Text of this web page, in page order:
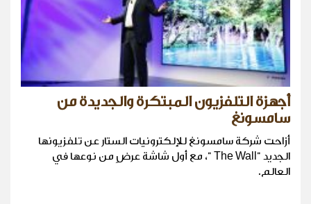
أجهزة التلفزيون المبتكرة والجديدة من
سامسونغ
أزاحت شركة سامسونغ للإلكترونيات الستار عن تلفزيونها
الجديد "The Wall "، مع أول شاشة عرضٍ من نوعها في
العالم.